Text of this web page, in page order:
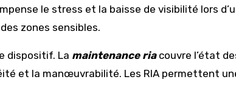
le stress et la baisse de visibilité lors
zones sensibles.
dispositif. La maintenance riacouvre l’état
et la manœuvrabilité. Les RIA permettent